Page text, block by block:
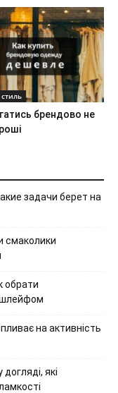
брендово не
задачи берет на
смаколики
обрати
шлейфом
на активність
які